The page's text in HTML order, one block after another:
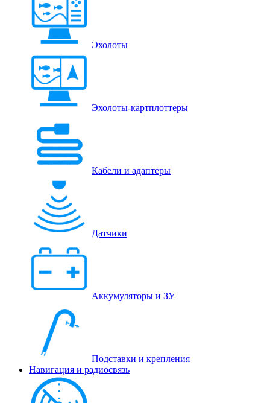
Эхолоты
Эхолоты-картплоттеры
Кабели и адаптеры
Датчики
Аккумуляторы и ЗУ
Подставки и крепления
Навигация и радиосвязь